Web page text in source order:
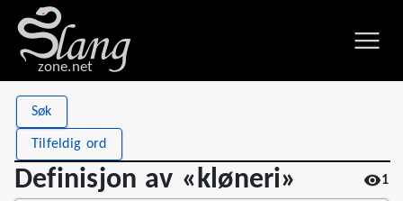
zone.net
Søk
Tilfeldig ord
Definisjon av «kløneri» 1
Definisjon av «kløneri»
Stat
Views
Definitions 1
2026